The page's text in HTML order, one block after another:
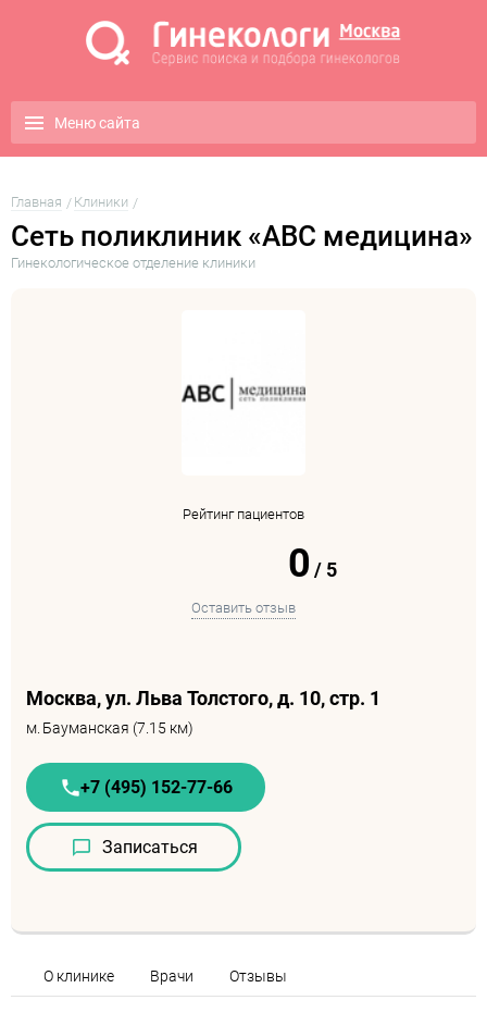
Меню сайта
Главная Клиники
Сеть поликлиник «ABC медицина»
Гинекологическое отделение клиники
Рейтинг пациентов
0 / 5
Оставить отзыв
Москва, ул. Льва Толстого, д. 10, cтр. 1
м. Бауманская (7.15 км)
+7 (495) 152-77-66
Записаться
О клинике Врачи Отзывы